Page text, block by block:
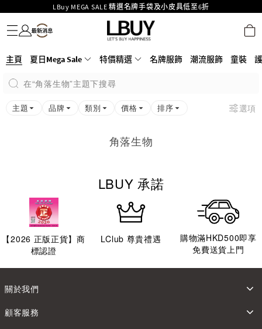
LBuy MEGA SALE 精選名牌手袋及小皮具低至6折
Goyard Hobo / Hobo Mini人氣限量特別版限時原價低至75折!
LBuy呈獻 - Hermès 及 Chanel 手袋及首飾原價低至6折，立即入手!
426號舖！
MOKO 1樓175號鋪旗艦店特設名牌Hermès、CHANEL及LV專區！
購物滿HKD500即享免運費！
名牌服飾
潮流服飾
童裝
護膚美妝
香水香薰
個人護理
母嬰護理
遊戲及精品玩具
文儀用品
家居生活
電子產品
美食
醫藥保健
運動與戶外用品
主頁 夏日Mega Sale 特價精選 名牌服飾 潮流服飾 童裝
在“角落生物”主題下搜尋
主題 品牌 類別 價格 排序 選項
角落生物
LBUY 承諾
【2026 正版正貨】商
標認證
LClub 尊貴禮遇
購物滿HKD500即享
免費送貨上門
關於我們
顧客服務